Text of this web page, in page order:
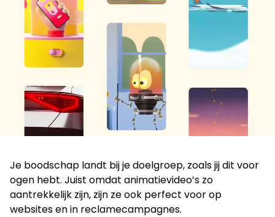
jouw vraagstuk?
Neem contact op
Je boodschap landt bij je doelgroep, zoals jij dit voor
ogen hebt. Juist omdat animatievideo’s zo
aantrekkelijk zijn, zijn ze ook perfect voor op
websites en in reclamecampagnes.